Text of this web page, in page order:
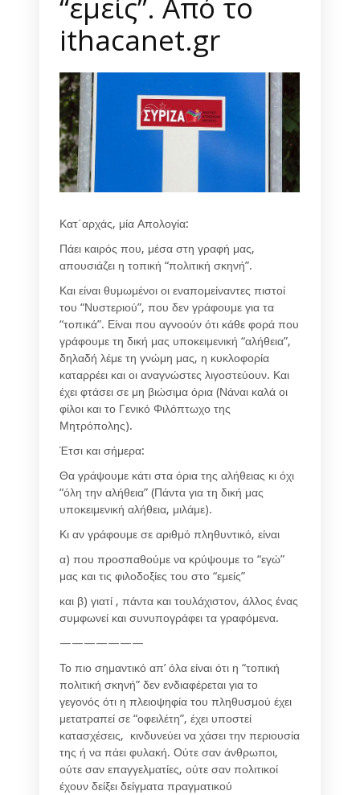
ithacanet.gr
Κατ΄αρχάς, μία Απολογία:
Πάει καιρός που, μέσα στη γραφή μας,
απουσιάζει η τοπική “πολιτική σκηνή”.
Και είναι θυμωμένοι οι εναπομείναντες πιστοί
του “Νυστεριού”, που δεν γράφουμε για τα
“τοπικά”. Είναι που αγνοούν ότι κάθε φορά που
γράφουμε τη δική μας υποκειμενική “αλήθεια”,
δηλαδή λέμε τη γνώμη μας, η κυκλοφορία
καταρρέει και οι αναγνώστες λιγοστεύουν. Και
έχει φτάσει σε μη βιώσιμα όρια (Νάναι καλά οι
φίλοι και το Γενικό Φιλόπτωχο της
Μητρόπολης).
Έτσι και σήμερα:
Θα γράψουμε κάτι στα όρια της αλήθειας κι όχι
“όλη την αλήθεια” (Πάντα για τη δική μας
υποκειμενική αλήθεια, μιλάμε).
Κι αν γράφουμε σε αριθμό πληθυντικό, είναι
α) που προσπαθούμε να κρύψουμε το “εγώ”
μας και τις φιλοδοξίες του στο “εμείς”
και β) γιατί , πάντα και τουλάχιστον, άλλος ένας
συμφωνεί και συνυπογράφει τα γραφόμενα.
———————
Το πιο σημαντικό απ’ όλα είναι ότι η “τοπική
πολιτική σκηνή” δεν ενδιαφέρεται για το
γεγονός ότι η πλειοψηφία του πληθυσμού έχει
μετατραπεί σε “οφειλέτη”, έχει υποστεί
κατασχέσεις, κινδυνεύει να χάσει την περιουσία
της ή να πάει φυλακή. Ούτε σαν άνθρωποι,
ούτε σαν επαγγελματίες, ούτε σαν πολιτικοί
έχουν δείξει δείγματα πραγματικού